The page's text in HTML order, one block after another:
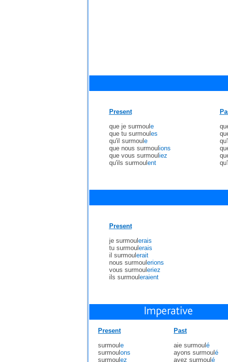
Present
que je surmoul e
que tu surmoul es
qu'il surmoul e
que nous surmoul ions
que vous surmoul iez
qu'ils surmoul ent
Present
je surmoul erais
tu surmoul erais
il surmoul erait
nous surmoul erions
vous surmoul eriez
ils surmoul eraient
Present
surmoul e
surmoul ons
surmoul ez
Past
aie surmoul é
ayons surmoul é
ayez surmoul é